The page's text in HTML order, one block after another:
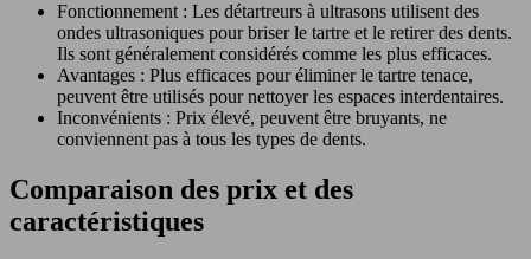
Fonctionnement : Les détartreurs à ultrasons utilisent des
ondes ultrasoniques pour briser le tartre et le retirer des dents.
Ils sont généralement considérés comme les plus efficaces.
Avantages : Plus efficaces pour éliminer le tartre tenace,
peuvent être utilisés pour nettoyer les espaces interdentaires.
Inconvénients : Prix élevé, peuvent être bruyants, ne
conviennent pas à tous les types de dents.
Comparaison des prix et des
caractéristiques